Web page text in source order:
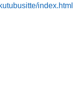
index.html